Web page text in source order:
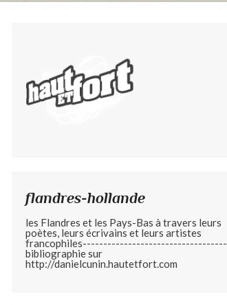
flandres-hollande
les Flandres et les Pays-Bas à travers leurs
poètes, leurs écrivains et leurs artistes
francophiles-----------------------------------
bibliographie sur
http://danielcunin.hautetfort.com